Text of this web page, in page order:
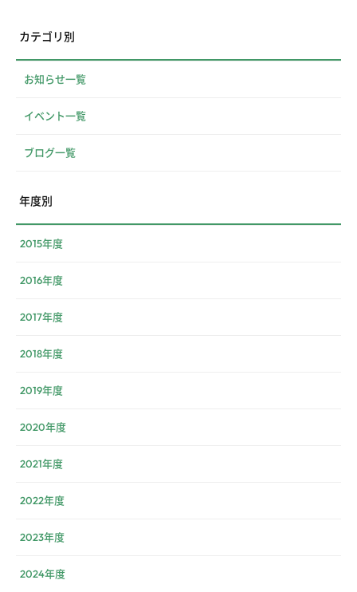
カテゴリ別
お知らせ一覧
イベント一覧
ブログ一覧
年度別
2015年度
2016年度
2017年度
2018年度
2019年度
2020年度
2021年度
2022年度
2023年度
2024年度